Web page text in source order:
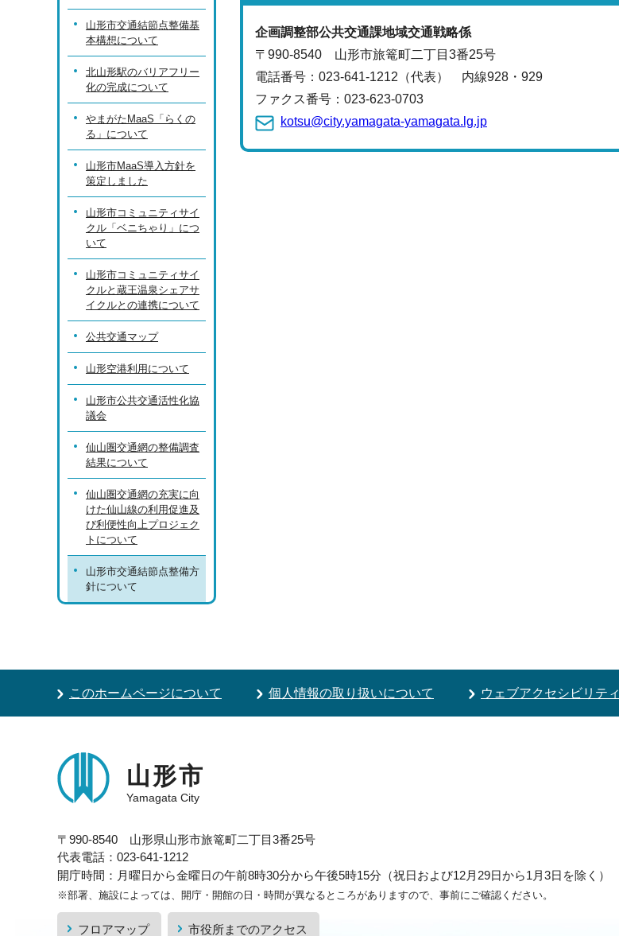
企画調整部公共交通課地域交通戦略係
〒990-8540 山形市旅篭町二丁目3番25号
電話番号： 023-641-1212（代表）
内線928・929
ファクス番号：023-623-0703
kotsu@city.yamagata-yamagata.lg.jp
山形市交通結節点整備基
本構想について
北山形駅のバリアフリー
化の完成について
やまがたMaaS「らくの
る」について
山形市MaaS導入方針を
策定しました
山形市コミュニティサイ
クル「ベニちゃり」につ
いて
山形市コミュニティサイ
クルと蔵王温泉シェアサ
イクルとの連携について
公共交通マップ
山形空港利用について
山形市公共交通活性化協
議会
仙山圏交通網の整備調査
結果について
仙山圏交通網の充実に向
けた仙山線の利用促進及
び利便性向上プロジェク
トについて
山形市交通結節点整備方
針について
このホームページについて 個人情報の取り扱いについて ウェブアクセシビリティ
山形市
Yamagata City
〒990-8540 山形県山形市旅篭町二丁目3番25号
代表電話：023-641-1212
開庁時間：月曜日から金曜日の午前8時30分から午後5時15分（祝日および12月29日から1月3日を除く）
※部署、施設によっては、開庁・開館の日・時間が異なるところがありますので、事前にご確認ください。
フロアマップ 市役所までのアクセス